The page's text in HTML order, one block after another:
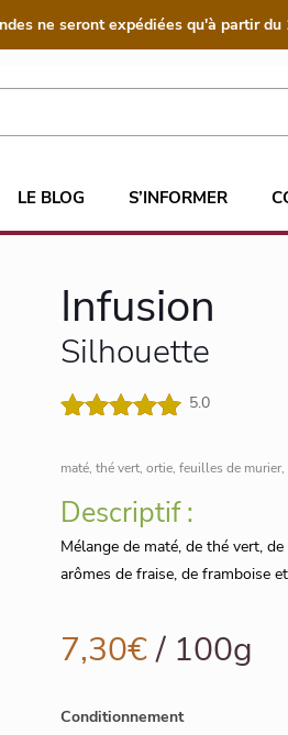
ne seront expédiées qu'à partir du
LE BLOG S’INFORMER
Infusion
Silhouette
sur 5
notation
5.0
maté, thé vert, ortie, feuilles de
Descriptif :
Mélange de maté, de thé vert,
arômes de fraise, de framboise
7,30€/ 100g
Conditionnement